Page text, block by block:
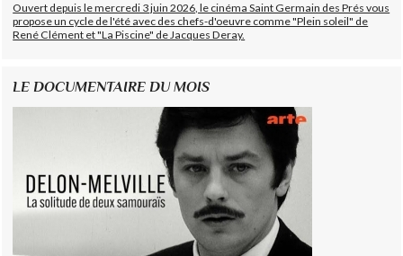
Ouvert depuis le mercredi 3 juin 2026, le cinéma Saint Germain des Prés vous
propose un cycle de l'été avec des chefs-d'oeuvre comme "Plein soleil" de
René Clément et "La Piscine" de Jacques Deray.
LE DOCUMENTAIRE DU MOIS